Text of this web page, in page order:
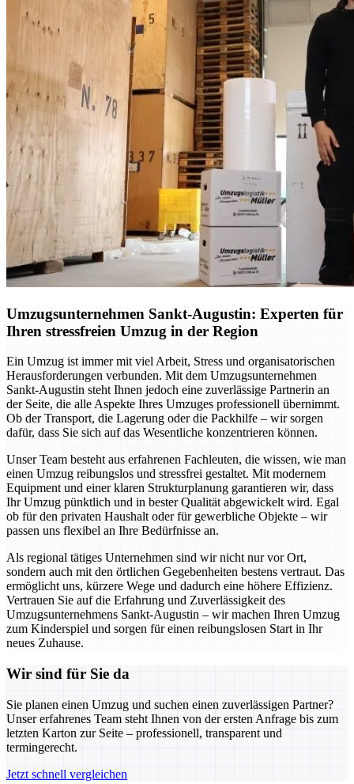
Umzugsunternehmen Sankt-Augustin: Experten für
Ihren stressfreien Umzug in der Region
Ein Umzug ist immer mit viel Arbeit, Stress und organisatorischen
Herausforderungen verbunden. Mit dem Umzugsunternehmen
Sankt-Augustin steht Ihnen jedoch eine zuverlässige Partnerin an
der Seite, die alle Aspekte Ihres Umzuges professionell übernimmt.
Ob der Transport, die Lagerung oder die Packhilfe – wir sorgen
dafür, dass Sie sich auf das Wesentliche konzentrieren können.
Unser Team besteht aus erfahrenen Fachleuten, die wissen, wie man
einen Umzug reibungslos und stressfrei gestaltet. Mit modernem
Equipment und einer klaren Strukturplanung garantieren wir, dass
Ihr Umzug pünktlich und in bester Qualität abgewickelt wird. Egal
ob für den privaten Haushalt oder für gewerbliche Objekte – wir
passen uns flexibel an Ihre Bedürfnisse an.
Als regional tätiges Unternehmen sind wir nicht nur vor Ort,
sondern auch mit den örtlichen Gegebenheiten bestens vertraut. Das
ermöglicht uns, kürzere Wege und dadurch eine höhere Effizienz.
Vertrauen Sie auf die Erfahrung und Zuverlässigkeit des
Umzugsunternehmens Sankt-Augustin – wir machen Ihren Umzug
zum Kinderspiel und sorgen für einen reibungslosen Start in Ihr
neues Zuhause.
Wir sind für Sie da
Sie planen einen Umzug und suchen einen zuverlässigen Partner?
Unser erfahrenes Team steht Ihnen von der ersten Anfrage bis zum
letzten Karton zur Seite – professionell, transparent und
termingerecht.
Jetzt schnell vergleichen